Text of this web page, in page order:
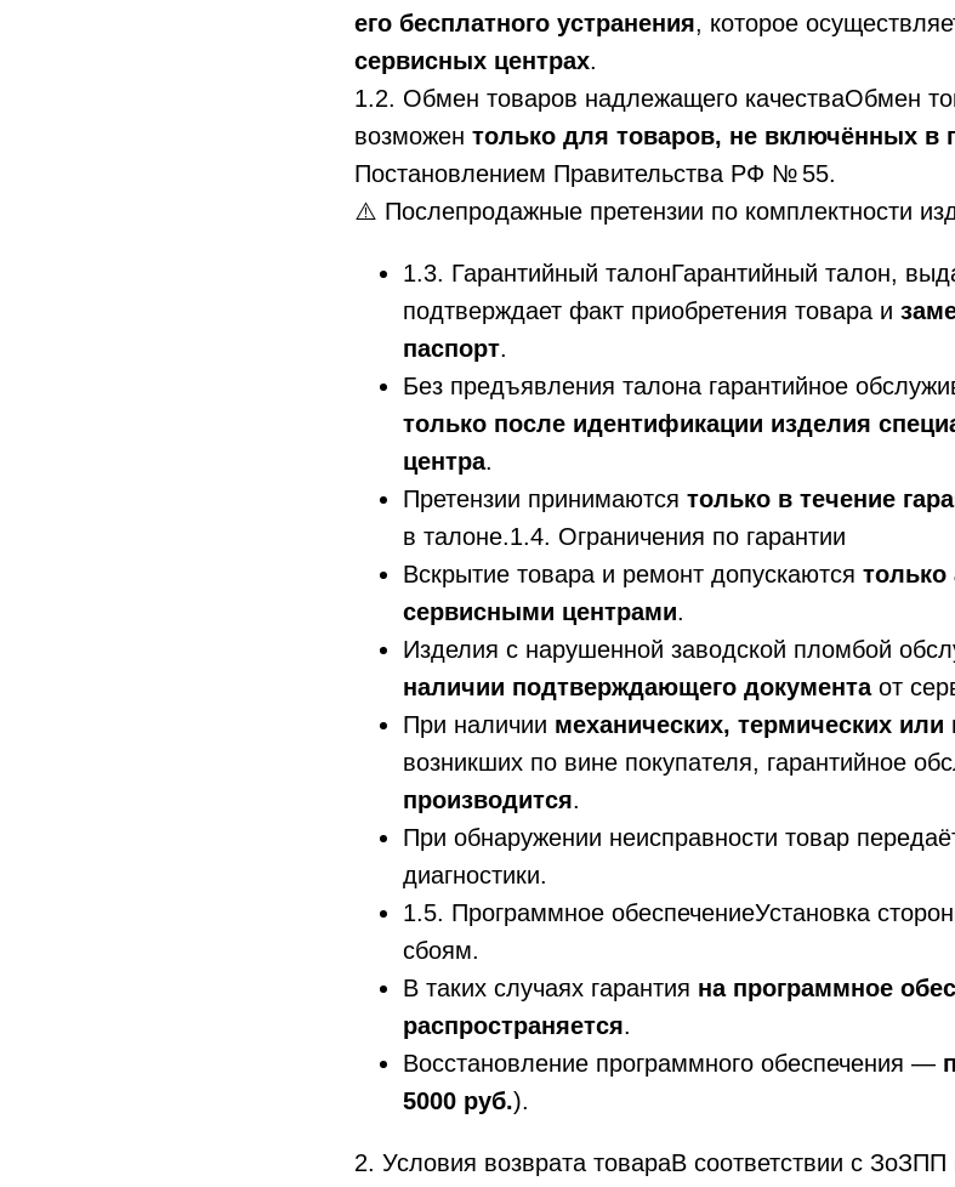
его бесплатного устранения, которое
сервисных центрах.
1.2. Обмен товаров надлежащего качестваОбмен
возможен только для товаров, не включённых в
Постановлением Правительства РФ № 55.
⚠️ Послепродажные претензии по комплектности
1.3. Гарантийный талонГарантийный талон,
подтверждает факт приобретения товара и
паспорт.
Без предъявления талона гарантийное
только после идентификации изделия
центра.
Претензии принимаются только в течение
в талоне.1.4. Ограничения по гарантии
Вскрытие товара и ремонт допускаются
сервисными центрами.
Изделия с нарушенной заводской пломбой
наличии подтверждающего документаот
При наличии механических, термических
возникших по вине покупателя, гарантийное
производится.
При обнаружении неисправности товар
диагностики.
1.5. Программное обеспечениеУстановка
сбоям.
В таких случаях гарантия на программное
распространяется.
Восстановление программного обеспечения —
5000 руб.).
2. Условия возврата товараВ соответствии с